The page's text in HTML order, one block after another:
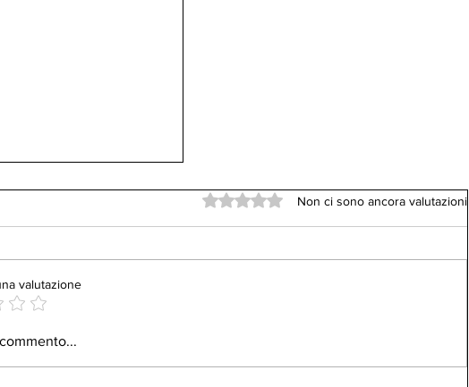
da Influencer.
Valutazione 0 stelle su 5.Non ci sono ancora valutazioni
valutazione